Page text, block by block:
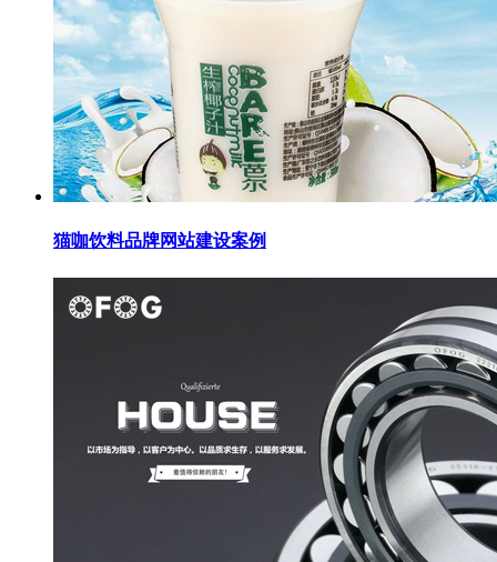
猫咖饮料品牌网站建设案例